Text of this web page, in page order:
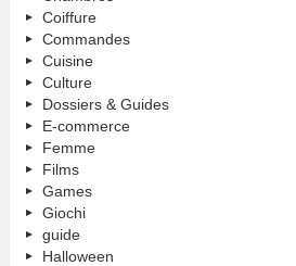
Coiffure
Commandes
Cuisine
Culture
Dossiers & Guides
E-commerce
Femme
Films
Games
Giochi
guide
Halloween